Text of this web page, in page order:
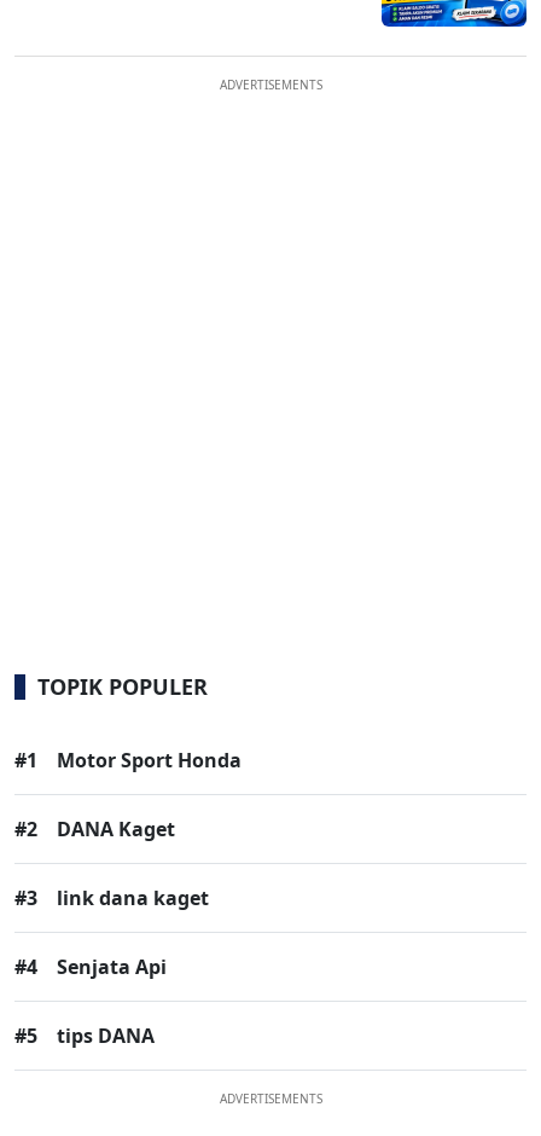
ADVERTISEMENTS
TOPIK POPULER
#1 Motor Sport Honda
#2 DANA Kaget
#3 link dana kaget
#4 Senjata Api
#5 tips DANA
ADVERTISEMENTS